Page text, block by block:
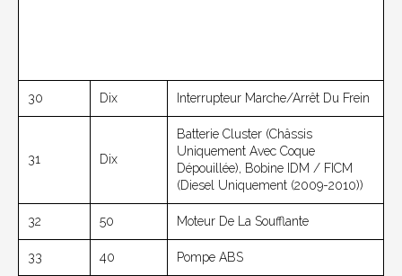
30 Dix Interrupteur Marche/arrêt Du Frein
31 Dix
Batterie Cluster (châssis
Uniquement Avec Coque
Dépouillée), Bobine IDM / FICM
(diesel Uniquement (2009-2010))
32 50 Moteur De La Soufflante
33 40 Pompe ABS